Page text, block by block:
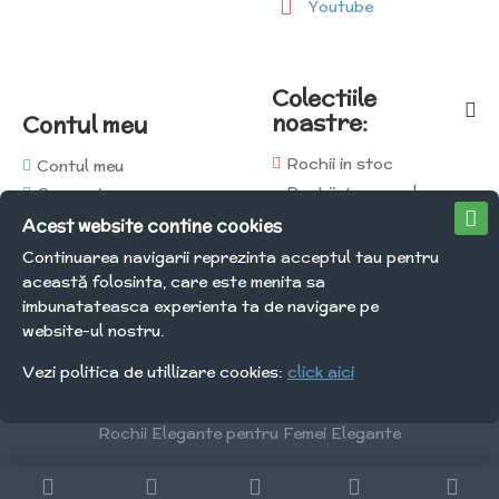
Youtube
Contul meu
Contul meu
Comenzi
Afiliati
Newsletter
Voucher cadou
Colectiile
noastre:
Rochii in stoc
Rochii de seara la
Rochii de mireasa la
comanda
Rochii de fetite la
Rochii Elegante pentru Femei Elegante
Acest website contine cookies
Continuarea navigarii reprezinta acceptul tau pentru
această folosinta, care este menita sa
imbunatateasca experienta ta de navigare pe
website-ul nostru.
Vezi politica de utillizare cookies: click aici